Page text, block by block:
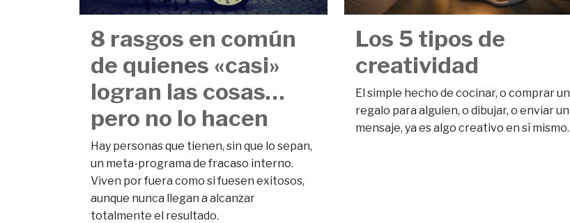
8 rasgos en común
de quienes «casi»
logran las cosas…
pero no lo hacen
Hay personas que tienen, sin que lo sepan,
un meta-programa de fracaso interno.
Viven por fuera como si fuesen exitosos,
aunque nunca llegan a alcanzar
totalmente el resultado.
Los 5 tipos de
creatividad
El simple hecho de cocinar, o comprar un
regalo para alguien, o dibujar, o enviar un
mensaje, ya es algo creativo en sí mismo.